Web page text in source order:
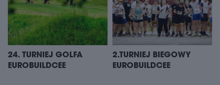
24. TURNIEJ GOLFA
EUROBUILDCEE
2.TURNIEJ BIEGOWY
EUROBUILDCEE